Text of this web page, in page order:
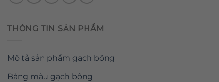
THÔNG TIN SẢN PHẨM
Mô tả sản phẩm gạch bông
Bảng màu gạch bông